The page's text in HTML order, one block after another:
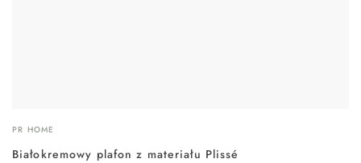
PR HOME
Białokremowy plafon z materiału Plissé